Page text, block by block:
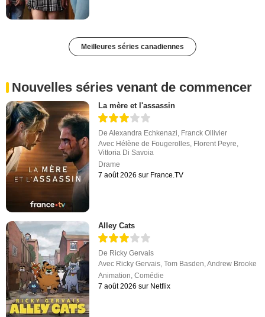
Meilleures séries canadiennes
Nouvelles séries venant de commencer
La mère et l'assassin
DeAlexandra Echkenazi Franck Ollivier
Avec Hélène de Fougerolles Florent Peyre
Vittoria Di Savoia
Drame
7 août 2026 sur France.TV
Alley Cats
De Ricky Gervais
Avec Ricky Gervais,Tom Basden,Andrew Brooke
Animation,Comédie
7 août 2026 sur Netflix